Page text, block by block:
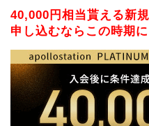
40,000円相当貰える新
申し込むならこの時期に